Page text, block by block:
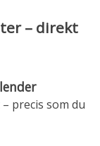
– direkt
precis som du